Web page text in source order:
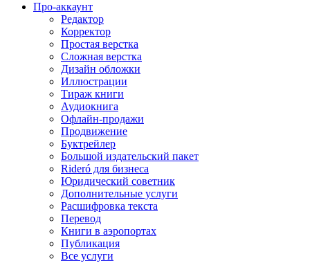
Про-аккаунт
Редактор
Корректор
Простая верстка
Сложная верстка
Дизайн обложки
Иллюстрации
Тираж книги
Аудиокнига
Офлайн-продажи
Продвижение
Буктрейлер
Большой издательский пакет
Rideró для бизнеса
Юридический советник
Дополнительные услуги
Расшифровка текста
Перевод
Книги в аэропортах
Публикация
Все услуги